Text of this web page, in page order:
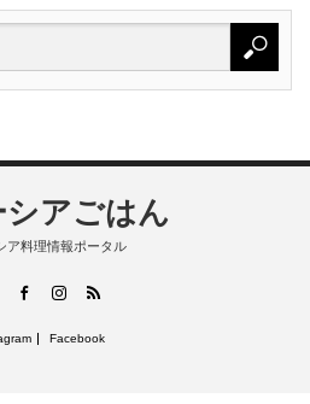
シアごはん
ア料理情報ポータル
FacebookInstagram
Facebook